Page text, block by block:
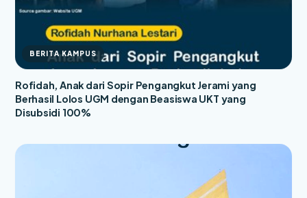
BERITA KAMPUS
Rofidah, Anak dari Sopir Pengangkut Jerami yang
Berhasil Lolos UGM dengan Beasiswa UKT yang
Disubsidi 100%